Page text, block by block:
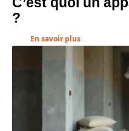
?
En savoir plus